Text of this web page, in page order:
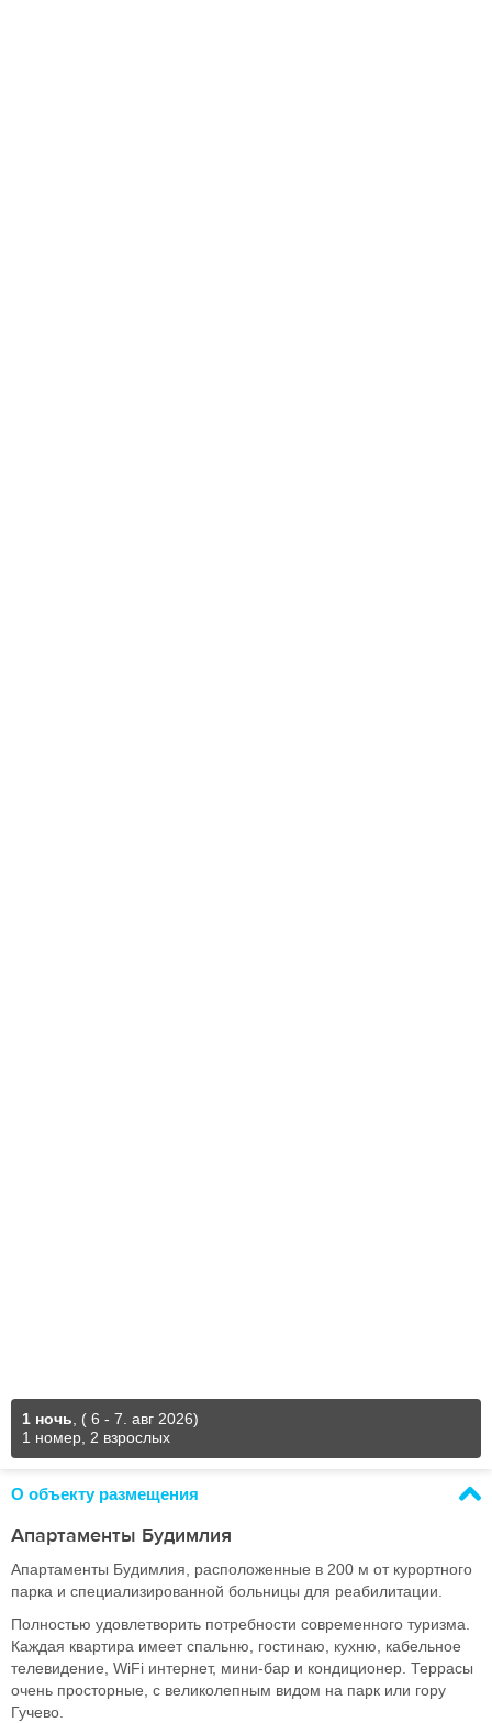
1 ночь
( 6 - 7. авг 2026)
1 номер, 2 взрослых
О объекту размещения
Апартаменты Будимлия
Апартаменты Будимлия, расположенные в 200 м от курортного
парка и специализированной больницы для реабилитации.
Полностью удовлетворить потребности современного туризма.
Каждая квартира имеет спальню, гостинаю, кухню, кабельное
телевидение, WiFi интернет, мини-бар и кондиционер. Террасы
очень просторные, с великолепным видом на парк или гору
Гучево.